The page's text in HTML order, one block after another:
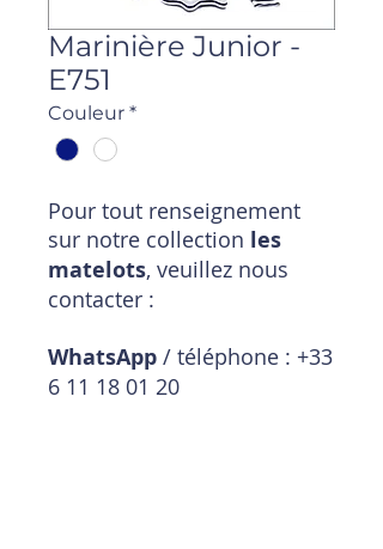
Marinière Junior -
E751
Couleur *
Pour tout renseignement
sur notre collection les
matelots, veuillez nous
contacter :
WhatsApp / téléphone : +33
6 11 18 01 20